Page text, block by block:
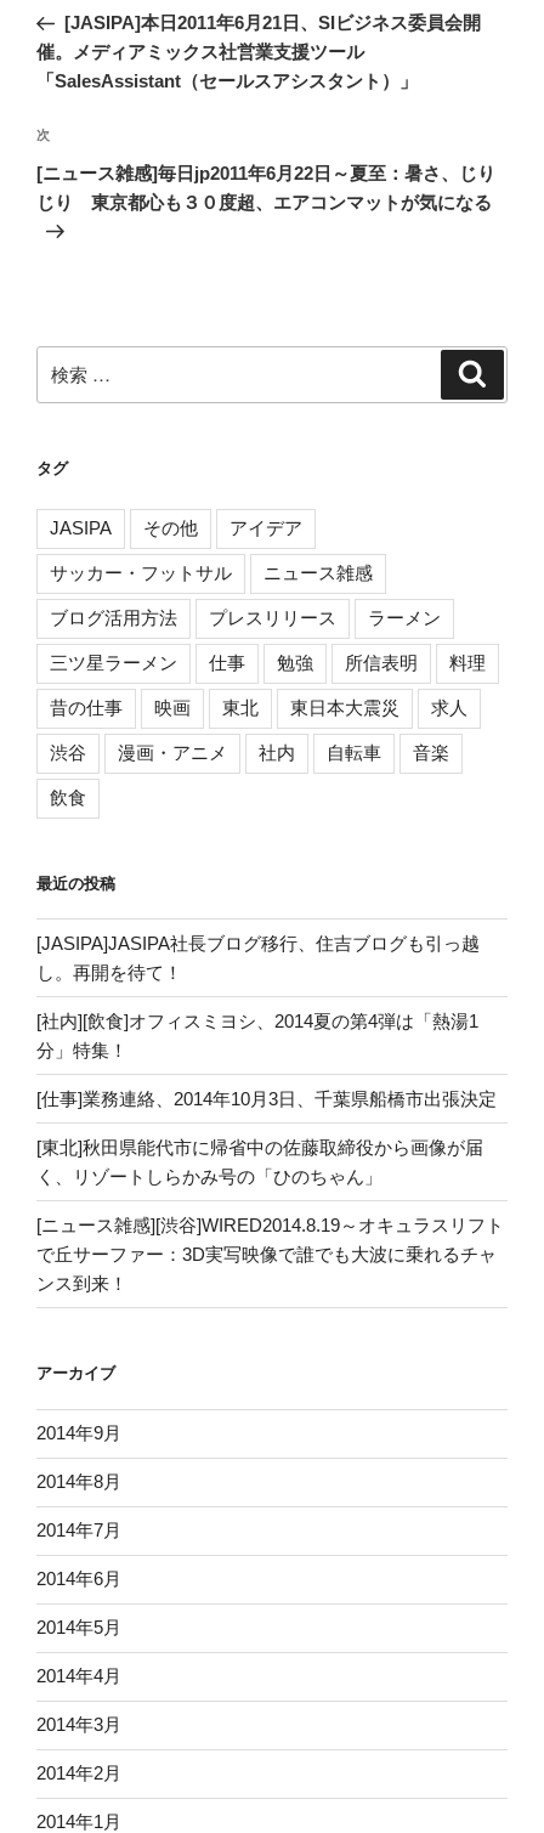
ナ
ビ
ー
シ
ョ
ン
去
の
投
[JASIPA]本日2011年6月21日、SIビジネス委員会開
催。メディアミックス社営業支援ツール
「SalesAssistant（セールスアシスタント）」
次
の
投
稿
次
[ニュース雑感]毎日jp2011年6月22日～夏至：暑さ、じり
じり 東京都心も３０度超、エアコンマットが気になる
索:
タグ
JASIPA その他 アイデア
サッカー・フットサル ニュース雑感
ブログ活用方法 プレスリリース ラーメン
三ツ星ラーメン 仕事 勉強 所信表明 料理
昔の仕事 映画 東北 東日本大震災 求人
渋谷 漫画・アニメ 社内 自転車 音楽
飲食
最近の投稿
[JASIPA]JASIPA社長ブログ移行、住吉ブログも引っ越
し。再開を待て！
[社内][飲食]オフィスミヨシ、2014夏の第4弾は「熱湯1
分」特集！
[仕事]業務連絡、2014年10月3日、千葉県船橋市出張決定
[東北]秋田県能代市に帰省中の佐藤取締役から画像が届
く、リゾートしらかみ号の「ひのちゃん」
[ニュース雑感][渋谷]WIRED2014.8.19～オキュラスリフト
で丘サーファー：3D実写映像で誰でも大波に乗れるチャ
ンス到来！
アーカイブ
2014年9月
2014年8月
2014年7月
2014年6月
2014年5月
2014年4月
2014年3月
2014年2月
2014年1月